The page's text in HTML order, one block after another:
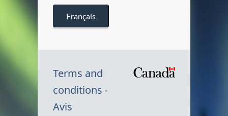
Français
Terms and
conditions
Avis